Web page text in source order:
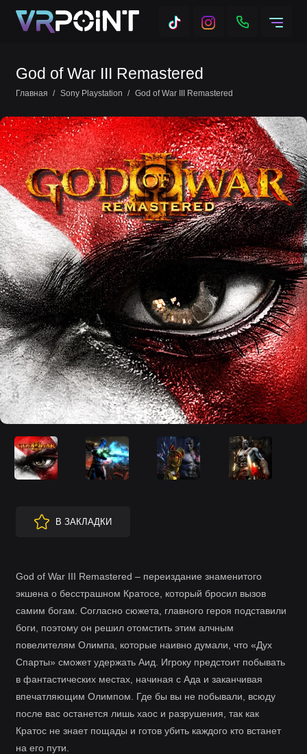
God of War III Remastered
Главная Sony Playstation God of War III Remastered
В ЗАКЛАДКИ
God of War III Remastered – переиздание знаменитого
экшена о бесстрашном Кратосе, который бросил вызов
самим богам. Согласно сюжета, главного героя подставили
боги, поэтому он решил отомстить этим алчным
повелителям Олимпа, которые наивно думали, что «Дух
Спарты» сможет удержать Аид. Игроку предстоит побывать
в фантастических местах, начиная с Ада и заканчивая
впечатляющим Олимпом. Где бы вы не побывали, всюду
после вас останется лишь хаос и разрушения, так как
Кратос не знает пощады и готов убить каждого кто встанет
на его пути.